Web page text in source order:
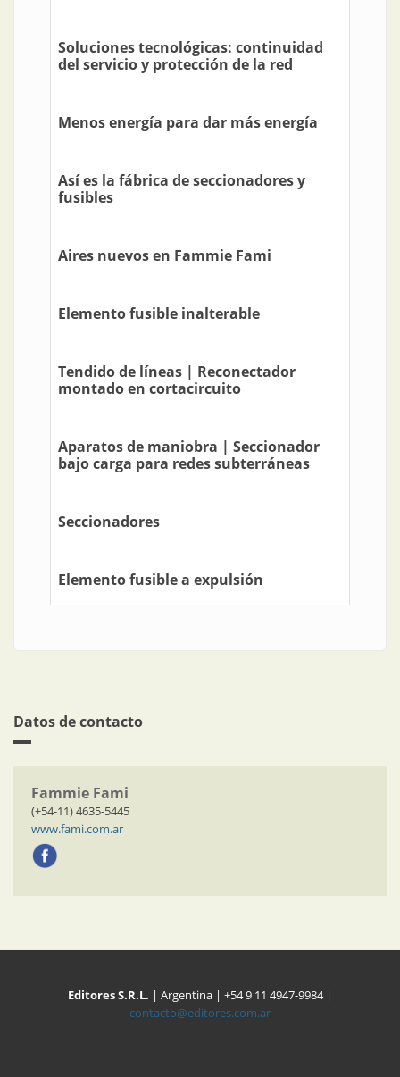
Soluciones tecnológicas: continuidad
del servicio y protección de la red
Menos energía para dar más energía
Así es la fábrica de seccionadores y
fusibles
Aires nuevos en Fammie Fami
Elemento fusible inalterable
Tendido de líneas | Reconectador
montado en cortacircuito
Aparatos de maniobra | Seccionador
bajo carga para redes subterráneas
Seccionadores
Elemento fusible a expulsión
Datos de contacto
Fammie Fami
(+54-11) 4635-5445
www.fami.com.ar
Editores S.R.L. | Argentina | +54 9 11 4947-9984 |
contacto@editores.com.ar